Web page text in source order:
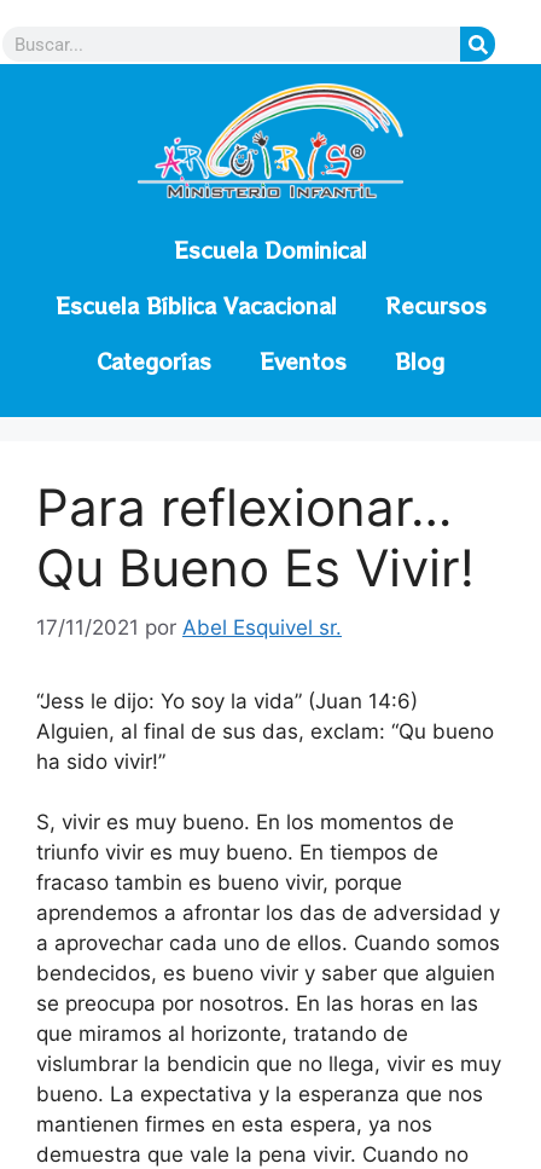
Escuela Dominical
Escuela Bíblica Vacacional
Recursos
Categorías
Eventos Blog
Para reflexionar…
Qu Bueno Es Vivir!
17/11/2021 por Abel Esquivel sr.
“Jess le dijo: Yo soy la vida” (Juan 14:6)
Alguien, al final de sus das, exclam: “Qu bueno
ha sido vivir!”
S, vivir es muy bueno. En los momentos de
triunfo vivir es muy bueno. En tiempos de
fracaso tambin es bueno vivir, porque
aprendemos a afrontar los das de adversidad y
a aprovechar cada uno de ellos. Cuando somos
bendecidos, es bueno vivir y saber que alguien
se preocupa por nosotros. En las horas en las
que miramos al horizonte, tratando de
vislumbrar la bendicin que no llega, vivir es muy
bueno. La expectativa y la esperanza que nos
mantienen firmes en esta espera, ya nos
demuestra que vale la pena vivir. Cuando no